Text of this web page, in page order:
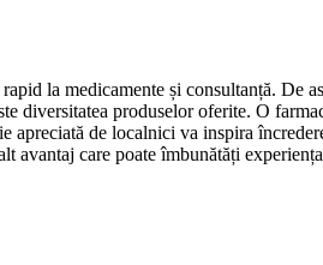
la medicamente și consultanță. De
diversitatea produselor oferite. O
apreciată de localnici va inspira
avantaj care poate îmbunătăți